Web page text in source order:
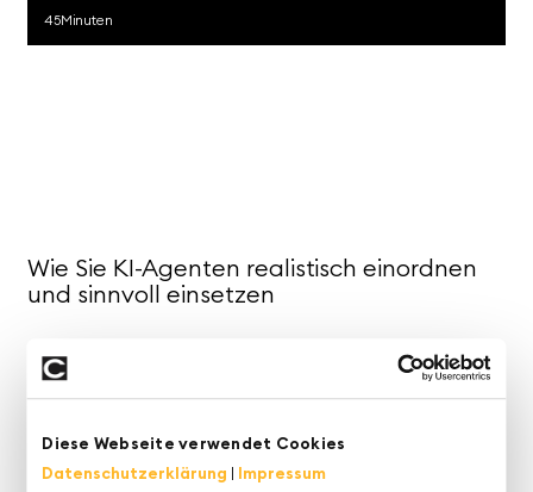
Diese Webseite verwendet Cookies
Datenschutzerklärung
Impressum
45Minuten
Wie Sie KI-Agenten realistisch einordnen
und sinnvoll einsetzen
KI-Agenten
gelten aktuell als nächster großer
Effizienzhebel – doch zwischen Vision, Demo und
Viele Unternehmen stehen vor der Frage, ob
Agenten wirklich echte Mehrwerte liefern oder